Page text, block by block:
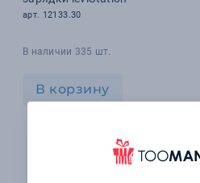
арт. 12133.30
В наличии 335 шт.
В корзину